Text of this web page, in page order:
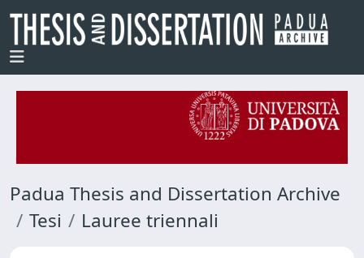
Padua Thesis and Dissertation Archive
Tesi
Lauree triennali